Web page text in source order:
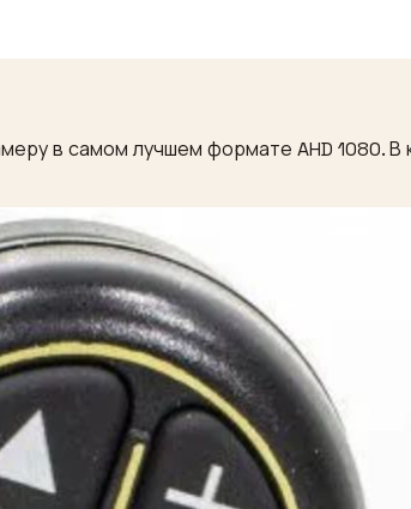
в самом лучшем формате AHD 1080.